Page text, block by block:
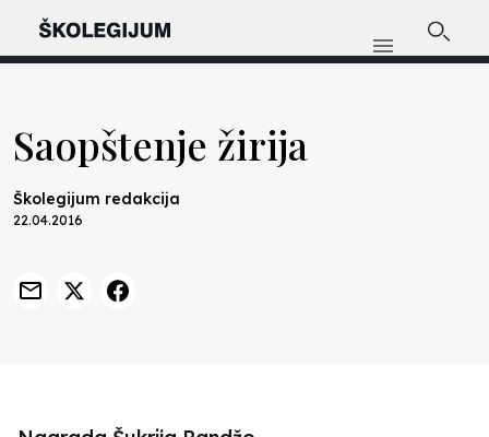
Saopštenje žirija
Školegijum redakcija
22.04.2016